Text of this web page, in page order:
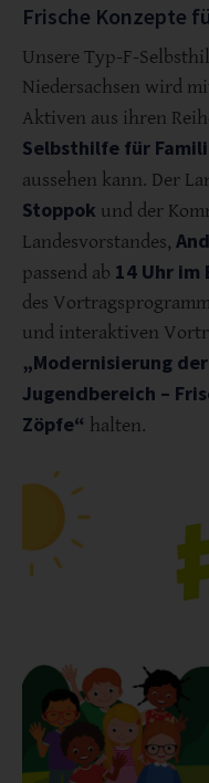
Frische Konzepte
Unsere Typ-F-
Niedersachsen wird
Aktiven aus ihren
Selbsthilfe für
aussehen kann. Der
Stoppok und der
Landesvorstandes,
passend ab 14 Uhr im
des
und interaktiven
„Modernisierung
Jugendbereich –
Zöpfe“ halten.